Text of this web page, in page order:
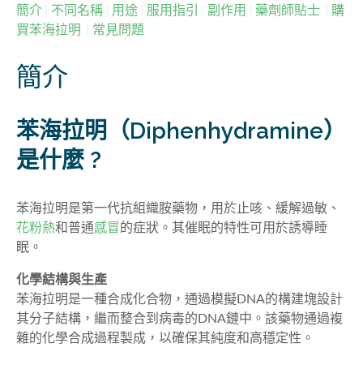
簡介
不同名稱 用途 服用指引 副作用 藥劑師貼士
購
買苯海拉明
常見問題
簡介
苯海拉明（Diphenhydramine）
是什麼 ?
苯海拉明是第一代抗組織胺藥物，用於止咳、緩解過敏、
花粉熱和普通感冒的症狀。其催眠的特性可用於誘導睡
眠。
化學結構與生產
苯海拉明是一種合成化合物，通過模擬DNA的構建塊設計
其分子結構，繼而整合到病毒的DNA鏈中。該藥物通過複
雜的化學合成過程製成，以確保其純度和高穩定性。